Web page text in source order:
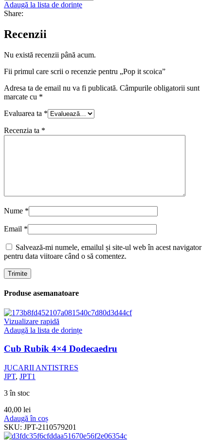
Adaugă la lista de dorințe
Share:
Recenzii
Nu există recenzii până acum.
Fii primul care scrii o recenzie pentru „Pop it scoica”
Adresa ta de email nu va fi publicată. Câmpurile obligatorii sunt
marcate cu *
Evaluarea ta *
Recenzia ta *
Nume *
Email *
Salvează-mi numele, emailul și site-ul web în acest navigator
pentru data viitoare când o să comentez.
Produse asemanatoare
Vizualizare rapidă
Adaugă la lista de dorințe
Cub Rubik 4×4 Dodecaedru
JUCARII ANTISTRES
JPT, JPT1
3 în stoc
40,00 lei
Adaugă în coș
SKU: JPT-2110579201